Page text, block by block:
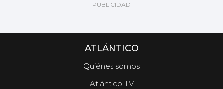
ATLÁNTICO
Quiénes somos
Atlántico TV